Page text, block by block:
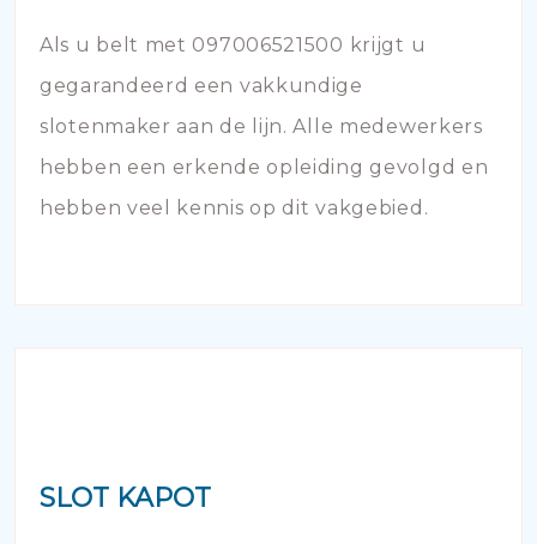
Als u belt met 097006521500 krijgt u
gegarandeerd een vakkundige
slotenmaker aan de lijn. Alle medewerkers
hebben een erkende opleiding gevolgd en
hebben veel kennis op dit vakgebied.
SLOT KAPOT